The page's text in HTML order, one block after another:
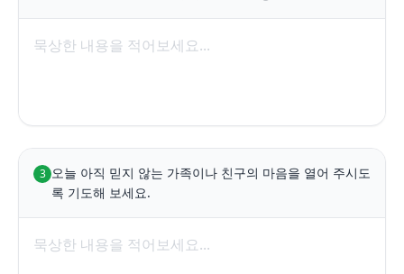
3 오늘 아직 믿지 않는 가족이나 친구의 마음을 열어 주시도
록 기도해 보세요.